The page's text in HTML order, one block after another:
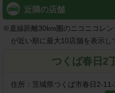
近隣の店舗
※直線距離30km圏のニコニコレ
が近い順に最大10店舗を表示し
つくば春日2
住所： 茨城県つくば市春日2-